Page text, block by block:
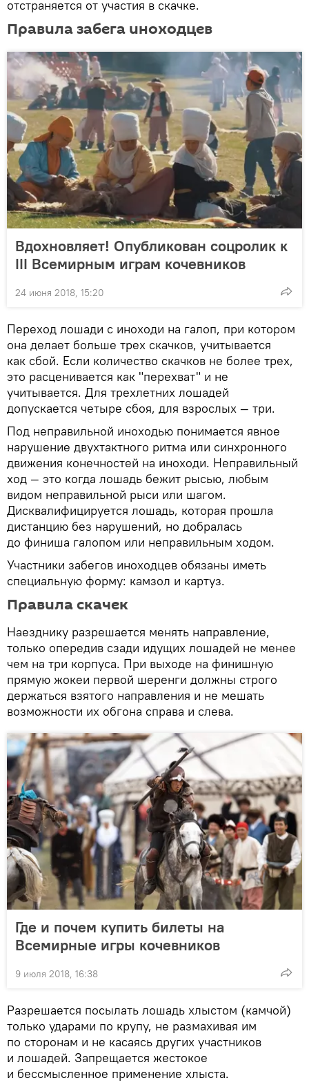
отстраняется от участия в скачке.
Правила забега иноходцев
Вдохновляет! Опубликован соцролик к
III Всемирным играм кочевников
24 июня 2018, 15:20
Переход лошади с иноходи на галоп, при котором
она делает больше трех скачков, учитывается
как сбой. Если количество скачков не более трех,
это расценивается как "перехват" и не
учитывается. Для трехлетних лошадей
допускается четыре сбоя, для взрослых — три.
Под неправильной иноходью понимается явное
нарушение двухтактного ритма или синхронного
движения конечностей на иноходи. Неправильный
ход — это когда лошадь бежит рысью, любым
видом неправильной рыси или шагом.
Дисквалифицируется лошадь, которая прошла
дистанцию без нарушений, но добралась
до финиша галопом или неправильным ходом.
Участники забегов иноходцев обязаны иметь
специальную форму: камзол и картуз.
Правила скачек
Наезднику разрешается менять направление,
только опередив сзади идущих лошадей не менее
чем на три корпуса. При выходе на финишную
прямую жокеи первой шеренги должны строго
держаться взятого направления и не мешать
возможности их обгона справа и слева.
Где и почем купить билеты на
Всемирные игры кочевников
9 июля 2018, 16:38
Разрешается посылать лошадь хлыстом (камчой)
только ударами по крупу, не размахивая им
по сторонам и не касаясь других участников
и лошадей. Запрещается жестокое
и бессмысленное применение хлыста.